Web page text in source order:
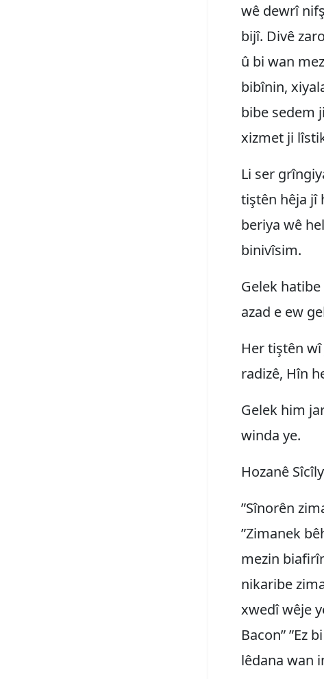
wê dewrî
bijî. Divê
û bi wan
bibînin,
bibe sedem
xizmet ji
Li ser
tiştên hêja jî
beriya wê
binivîsim.
Gelek
azad e ew
Her tiştên
radizê, Hîn
Gelek him
winda ye.
Hozanê
”Sînorên
”Zimanek
mezin
nikaribe
xwedî wêje
Bacon” ”Ez
lêdana wan